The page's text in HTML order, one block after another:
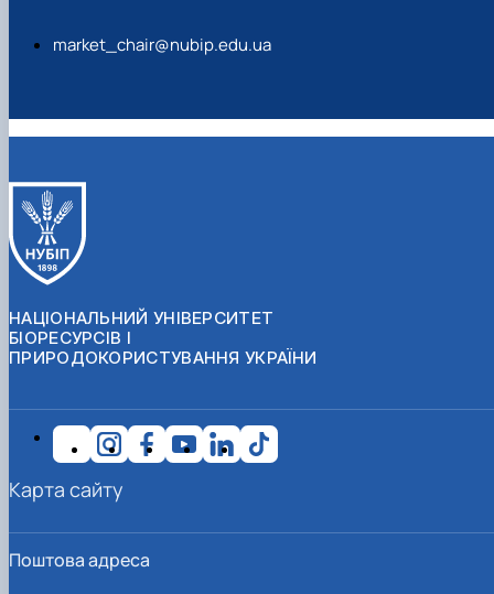
market_chair@nubip.edu.ua
НАЦІОНАЛЬНИЙ УНІВЕРСИТЕТ
БІОРЕСУРСІВ І
ПРИРОДОКОРИСТУВАННЯ УКРАЇНИ
Поштова адреса
Карта сайту